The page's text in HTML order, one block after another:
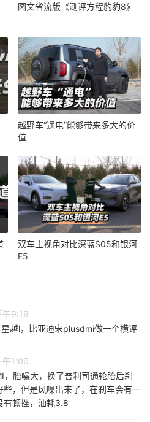
图文省流版《测评方程豹豹8》
越野车“通电”能够带来多大的价
值
双车主视角对比深蓝S05和银河
E5
午9:19
越l，比亚迪宋plusdmi做一个横评
午1:06
胎噪大，换了普利司通轮胎后刹
，但是风噪出来了，在刹车会有一
有顿挫，油耗3.8